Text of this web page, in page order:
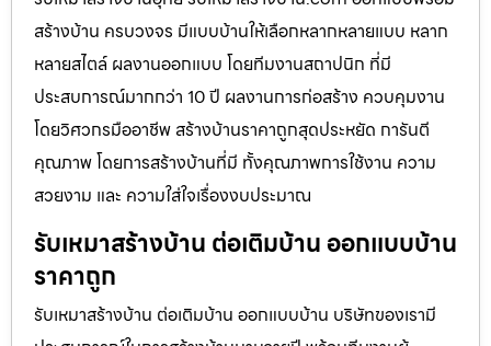
สร้างบ้าน ครบวงจร มีแบบบ้านให้เลือกหลากหลายแบบ หลาก
หลายสไตล์ ผลงานออกแบบ โดยทีมงานสถาปนิก ที่มี
ประสบการณ์มากกว่า 10 ปี ผลงานการก่อสร้าง ควบคุมงาน
โดยวิศวกรมืออาชีพ สร้างบ้านราคาถูกสุดประหยัด การันตี
คุณภาพ โดยการสร้างบ้านที่มี ทั้งคุณภาพการใช้งาน ความ
สวยงาม และ ความใส่ใจเรื่องงบประมาณ
รับเหมาสร้างบ้าน ต่อเติมบ้าน ออกแบบบ้าน
ราคาถูก
รับเหมาสร้างบ้าน ต่อเติมบ้าน ออกแบบบ้าน บริษัทของเรามี